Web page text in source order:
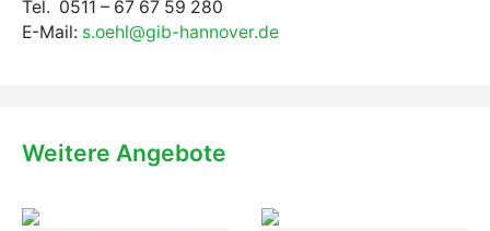
Tel. 0511 – 67 67 59 280
E-Mail: s.oehl@gib-hannover.de
Weitere Angebote